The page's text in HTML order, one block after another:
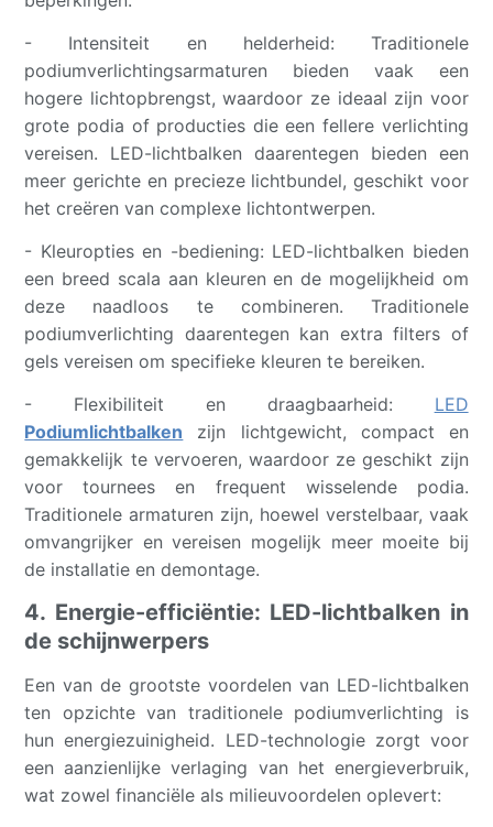
- Intensiteit en helderheid: Traditionele
podiumverlichtingsarmaturen bieden vaak een
hogere lichtopbrengst, waardoor ze ideaal zijn voor
grote podia of producties die een fellere verlichting
vereisen. LED-lichtbalken daarentegen bieden een
meer gerichte en precieze lichtbundel, geschikt voor
het creëren van complexe lichtontwerpen.
- Kleuropties en -bediening: LED-lichtbalken bieden
een breed scala aan kleuren en de mogelijkheid om
deze naadloos te combineren. Traditionele
podiumverlichting daarentegen kan extra filters of
gels vereisen om specifieke kleuren te bereiken.
- Flexibiliteit en draagbaarheid: LED
Podiumlichtbalken zijn lichtgewicht, compact en
gemakkelijk te vervoeren, waardoor ze geschikt zijn
voor tournees en frequent wisselende podia.
Traditionele armaturen zijn, hoewel verstelbaar, vaak
omvangrijker en vereisen mogelijk meer moeite bij
de installatie en demontage.
4. Energie-efficiëntie: LED-lichtbalken in
de schijnwerpers
Een van de grootste voordelen van LED-lichtbalken
ten opzichte van traditionele podiumverlichting is
hun energiezuinigheid. LED-technologie zorgt voor
een aanzienlijke verlaging van het energieverbruik,
wat zowel financiële als milieuvoordelen oplevert: